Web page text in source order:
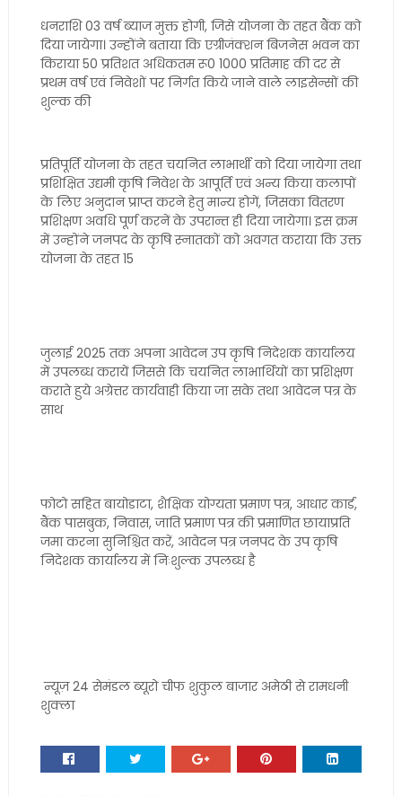
धनराशि 03 वर्ष ब्याज मुक्त होगी, जिसे योजना के तहत बैंक को
दिया जायेगा। उन्होंने बताया कि एग्रीजंक्शन बिजनेस भवन का
किराया 50 प्रतिशत अधिकतम रू0 1000 प्रतिमाह की दर से
प्रथम वर्ष एवं निवेशों पर निर्गत किये जाने वाले लाइसेन्सों की
शुल्क की
प्रतिपूर्ति योजना के तहत चयनित लाभार्थी को दिया जायेगा तथा
प्रशिक्षित उद्यमी कृषि निवेश के आपूर्ति एवं अन्य किया कलापों
के लिए अनुदान प्राप्त करने हेतु मान्य होगें, जिसका वितरण
प्रशिक्षण अवधि पूर्ण करनें के उपरान्त ही दिया जायेगा। इस क्रम
में उन्होंने जनपद के कृषि स्नातकों को अवगत कराया कि उक्त
योजना के तहत 15
जुलाई 2025 तक अपना आवेदन उप कृषि निदेशक कार्यालय
में उपलब्ध करायें जिससे कि चयनित लाभार्थियों का प्रशिक्षण
कराते हुये अग्रेत्तर कार्यवाही किया जा सके तथा आवेदन पत्र के
साथ
फोटो सहित बायोडाटा, शैक्षिक योग्यता प्रमाण पत्र, आधार कार्ड,
बैंक पासबुक, निवास, जाति प्रमाण पत्र की प्रमाणित छायाप्रति
जमा करना सुनिश्चित करें, आवेदन पत्र जनपद के उप कृषि
निदेशक कार्यालय में निःशुल्क उपलब्ध है
न्यूज़ 24 सेमंडल ब्यूरो चीफ शुकुल बाजार अमेठी से रामधनी
शुक्ला